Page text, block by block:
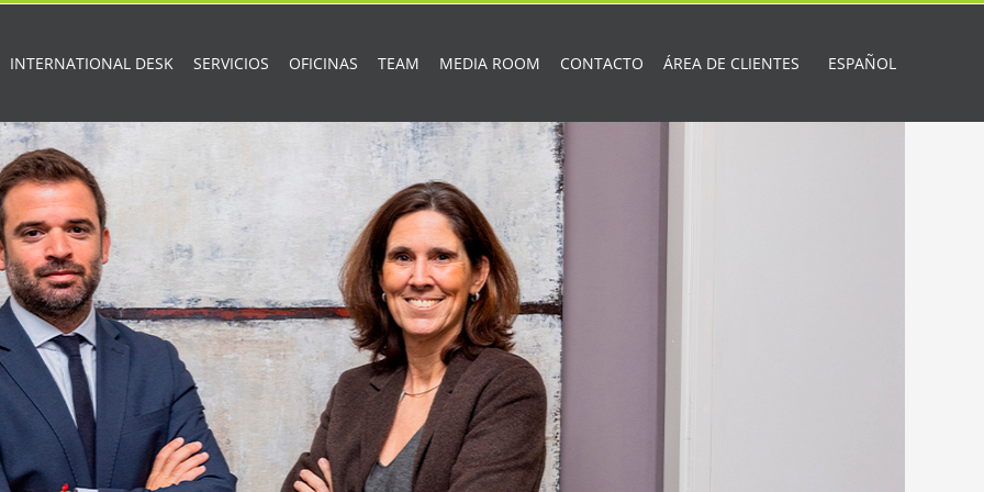
INTERNATIONAL DESK SERVICIOS OFICINAS TEAM MEDIA ROOM CONTACTO ÁREA DE CLIENTES ESPAÑOL